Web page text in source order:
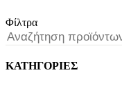
Φίλτρα
ΚΑΤΗΓΟΡΙΕΣ